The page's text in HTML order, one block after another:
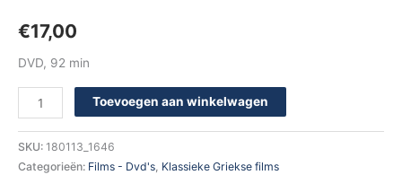
€17,00
DVD, 92 min
Toevoegen aan winkelwagen
SKU: 180113_1646
Categorieën: Films - Dvd's Klassieke Griekse films